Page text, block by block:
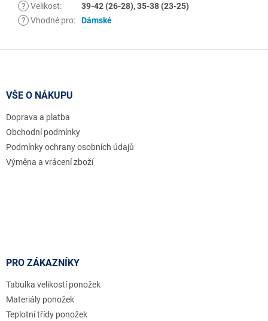
? Velikost:
39-42 (26-28), 35-38 (23-25)
? Vhodné pro: Dámské
VŠE O NÁKUPU
Doprava a platba
Obchodní podmínky
Podmínky ochrany osobních údajů
Výměna a vrácení zboží
PRO ZÁKAZNÍKY
Tabulka velikostí ponožek
Materiály ponožek
Teplotní třídy ponožek